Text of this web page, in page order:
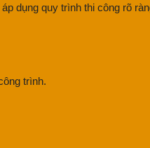
dụng quy trình thi công rõ
trình.